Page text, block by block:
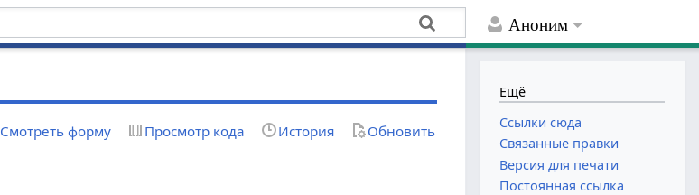
Аноним
Смотреть форму Просмотр кода История Обновить
Ещё
Ссылки сюда
Связанные правки
Версия для печати
Постоянная ссылка